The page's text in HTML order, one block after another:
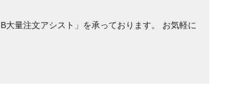
大量注文アシスト」を承っております。 お気軽に